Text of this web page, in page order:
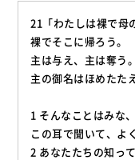
21「わたしは裸で母
裸でそこに帰ろう。
主は与え、主は奪う。
主の御名はほめたた
1 そんなことはみな
この耳で聞いて、よ
2 あなたたちの知っ